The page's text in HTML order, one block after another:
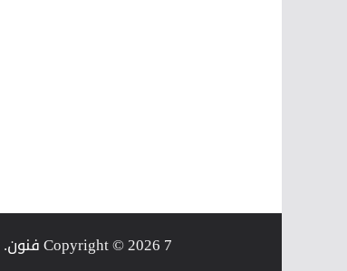
Copyright © 2026 7 فنون . Powered by